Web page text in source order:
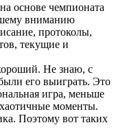
основе чемпионата
вниманию
протоколы,
текущие и
Не знаю, с
его выиграть. Это
игра, меньше
моменты.
Поэтому вот таких